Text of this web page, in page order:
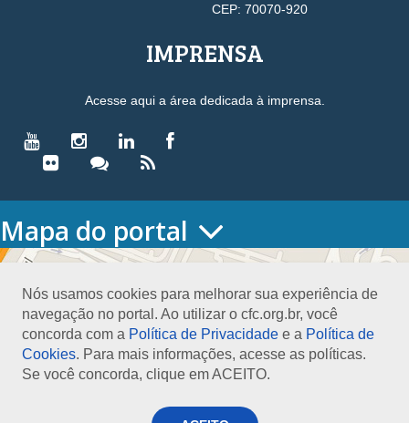
Nós usamos cookies para melhorar sua experiência de
navegação no portal. Ao utilizar o cfc.org.br, você
concorda com a Política de Privacidade e a Política de
Cookies. Para mais informações, acesse as políticas.
Se você concorda, clique em ACEITO.
CEP: 70070-920
IMPRENSA
Acesse aqui a área dedicada à imprensa.
Mapa do portal
HOME
Conselho Diretor
Nossa Sede
Planejamento
Organograma
Medalha João Lyra